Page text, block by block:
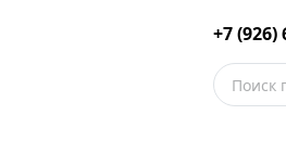
+7 (926)